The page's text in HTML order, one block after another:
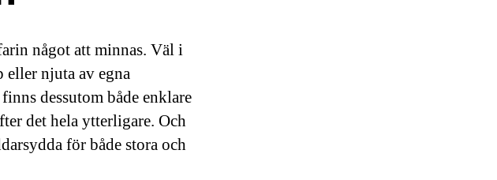
något att minnas. Väl i
eller njuta av egna
dessutom både enklare
det hela ytterligare. Och
för både stora och